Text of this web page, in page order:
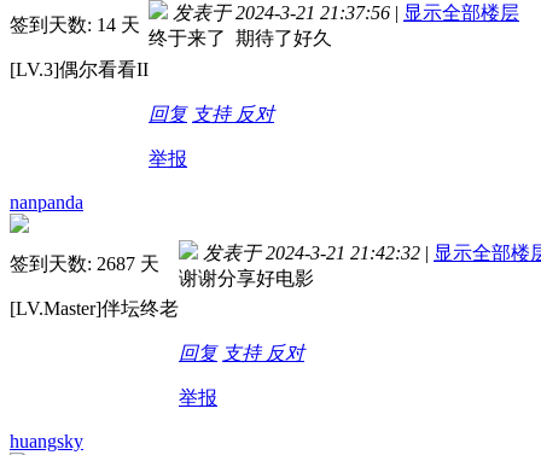
签到天数: 14 天
[LV.3]偶尔看看II
发表于 2024-3-21 21:37:56 | 显示全部楼层
终于来了 期待了好久
回复 支持 反对
举报
nanpanda
签到天数: 2687 天
[LV.Master]伴坛终老
发表于 2024-3-21 21:42:32 | 显示全部楼
谢谢分享好电影
回复 支持 反对
举报
huangsky